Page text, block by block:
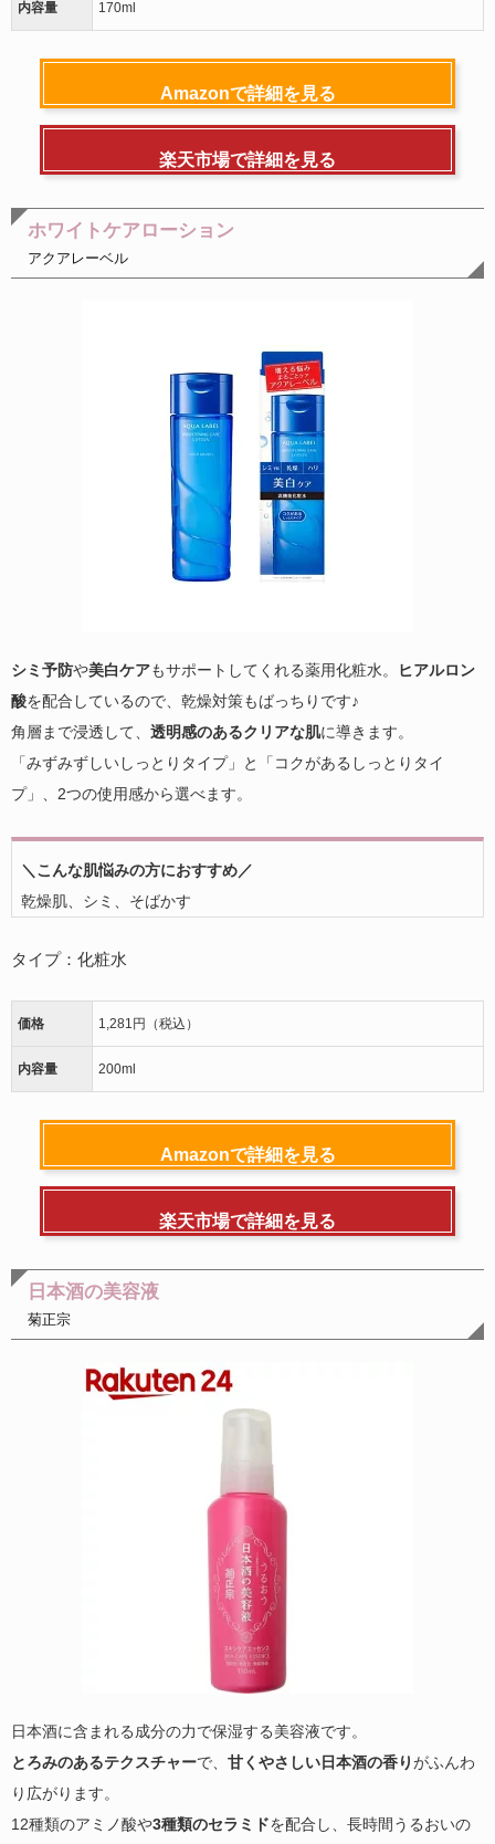
内容量 170ml
Amazonで詳細を見る
楽天市場で詳細を見る
ホワイトケアローション
アクアレーベル
シミ予防や美白ケアもサポートしてくれる薬用化粧水。
ヒアルロン
酸を配合しているので、乾燥対策もばっちりです♪
角層まで浸透して、 透明感のあるクリアな肌に導きます。
「みずみずしいしっとりタイプ」と「コクがあるしっとりタイ
プ」、2つの使用感から選べます。
＼こんな肌悩みの方におすすめ／
乾燥肌、シミ、そばかす
タイプ：化粧水
価格 1,281円（税込）
内容量 200ml
Amazonで詳細を見る
楽天市場で詳細を見る
日本酒の美容液
菊正宗
日本酒に含まれる成分の力で保湿する美容液です。
とろみのあるテクスチャーで、 甘くやさしい日本酒の香りがふんわ
り広がります。
12種類のアミノ酸や3種類のセラミドを配合し、長時間うるおいの